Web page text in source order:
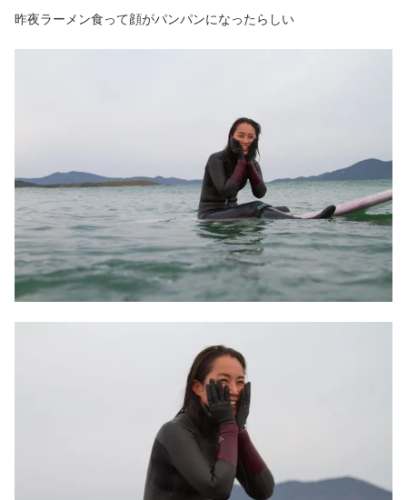
昨夜ラーメン食って顔がパンパンになったらしい